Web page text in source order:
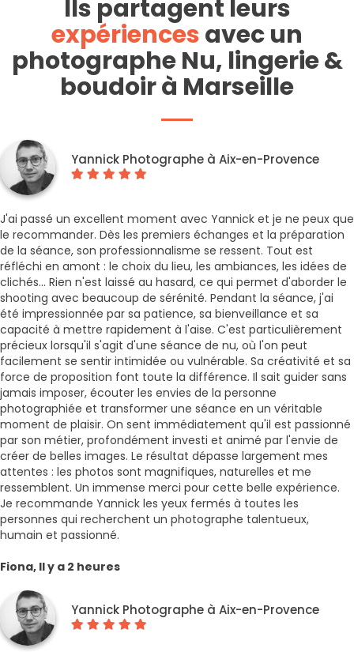
Ils partagent leurs
expériencesavec un
photographe Nu, lingerie &
boudoir à Marseille
Yannick Photographe à Aix-en-Provence
J'ai passé un excellent moment avec Yannick et je ne peux que
le recommander. Dès les premiers échanges et la préparation
de la séance, son professionnalisme se ressent. Tout est
réfléchi en amont : le choix du lieu, les ambiances, les idées de
clichés… Rien n'est laissé au hasard, ce qui permet d'aborder le
shooting avec beaucoup de sérénité. Pendant la séance, j'ai
été impressionnée par sa patience, sa bienveillance et sa
capacité à mettre rapidement à l'aise. C'est particulièrement
précieux lorsqu'il s'agit d'une séance de nu, où l'on peut
facilement se sentir intimidée ou vulnérable. Sa créativité et sa
force de proposition font toute la différence. Il sait guider sans
jamais imposer, écouter les envies de la personne
photographiée et transformer une séance en un véritable
moment de plaisir. On sent immédiatement qu'il est passionné
par son métier, profondément investi et animé par l'envie de
créer de belles images. Le résultat dépasse largement mes
attentes : les photos sont magnifiques, naturelles et me
ressemblent. Un immense merci pour cette belle expérience.
Je recommande Yannick les yeux fermés à toutes les
personnes qui recherchent un photographe talentueux,
humain et passionné.
Fiona, Il y a 2 heures
Yannick Photographe à Aix-en-Provence